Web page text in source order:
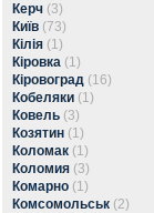
Керч (3)
Київ (73)
Кілія (1)
Кіровка (1)
Кіровоград (16)
Кобеляки (1)
Ковель (3)
Козятин (1)
Коломак (1)
Коломия (3)
Комарно (1)
Комсомольськ (2)